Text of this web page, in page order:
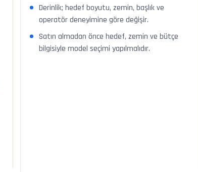
Derinlik; hedef boyutu, zemin, başlık ve
operatör deneyimine göre değişir.
Satın almadan önce hedef, zemin ve bütçe
bilgisiyle model seçimi yapılmalıdır.